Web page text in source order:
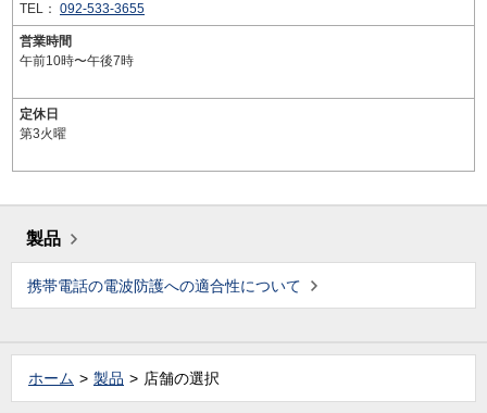
TEL： 092-533-3655
営業時間
午前10時〜午後7時
定休日
第3火曜
製品
携帯電話の電波防護への適合性について
ホーム 製品 店舗の選択